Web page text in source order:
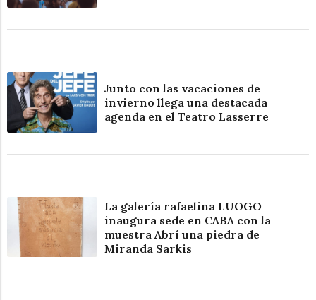
Junto con las vacaciones de
invierno llega una destacada
agenda en el Teatro Lasserre
La galería rafaelina LUOGO
inaugura sede en CABA con la
muestra Abrí una piedra de
Miranda Sarkis